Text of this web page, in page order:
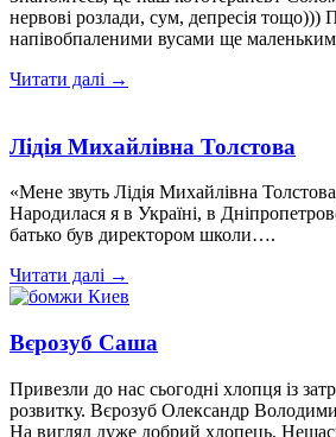
нервові розлади, сум, депресія тощо)))
напівобпаленими вусами ще
Читати далі →
Лідія Михайлівна Толстова
«Мене звуть Лідія Михайлівна
Народилася я в Україні, в
батько був директором школи….
Читати далі →
Вєрозуб Саша
Привезли до нас сьогодні хлопця із
розвитку. Вєрозуб Олександр
На вигляд дуже добрий хлопець.